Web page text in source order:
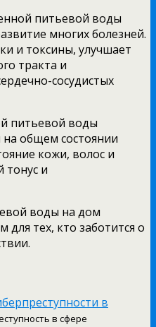
питьевой воды
многих болезней.
и токсины, улучшает
тракта и
сосудистых
питьевой воды
на общем состоянии
кожи, волос и
и
воды на дом
тех, кто заботится о
в
в сфере